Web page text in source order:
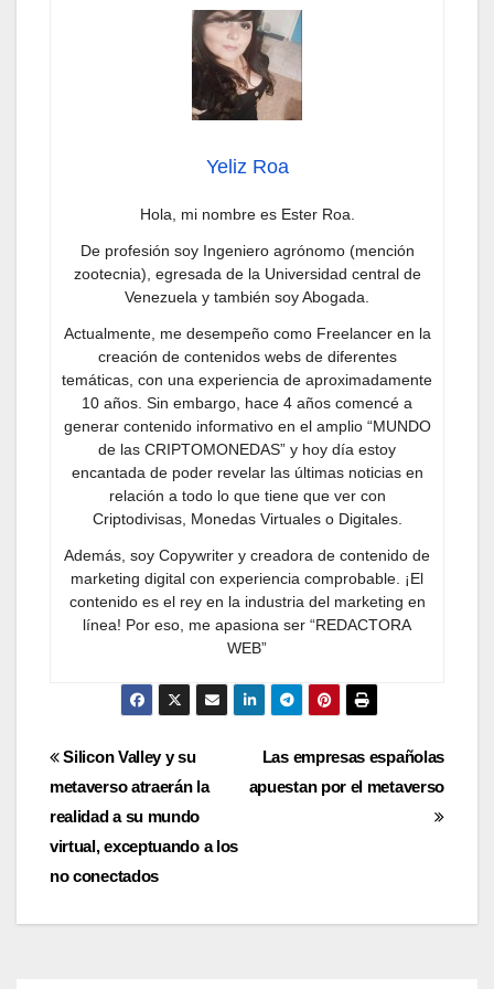
Yeliz Roa
Hola, mi nombre es Ester Roa.
De profesión soy Ingeniero agrónomo (mención
zootecnia), egresada de la Universidad central de
Venezuela y también soy Abogada.
Actualmente, me desempeño como Freelancer en la
creación de contenidos webs de diferentes
temáticas, con una experiencia de aproximadamente
10 años. Sin embargo, hace 4 años comencé a
generar contenido informativo en el amplio “MUNDO
de las CRIPTOMONEDAS” y hoy día estoy
encantada de poder revelar las últimas noticias en
relación a todo lo que tiene que ver con
Criptodivisas, Monedas Virtuales o Digitales.
Además, soy Copywriter y creadora de contenido de
marketing digital con experiencia comprobable. ¡El
contenido es el rey en la industria del marketing en
línea! Por eso, me apasiona ser “REDACTORA
WEB”
Navegación
de
entradas
Las empresas españolas
apuestan por el metaverso
Silicon Valley y su
metaverso atraerán la
realidad a su mundo
virtual, exceptuando a los
no conectados